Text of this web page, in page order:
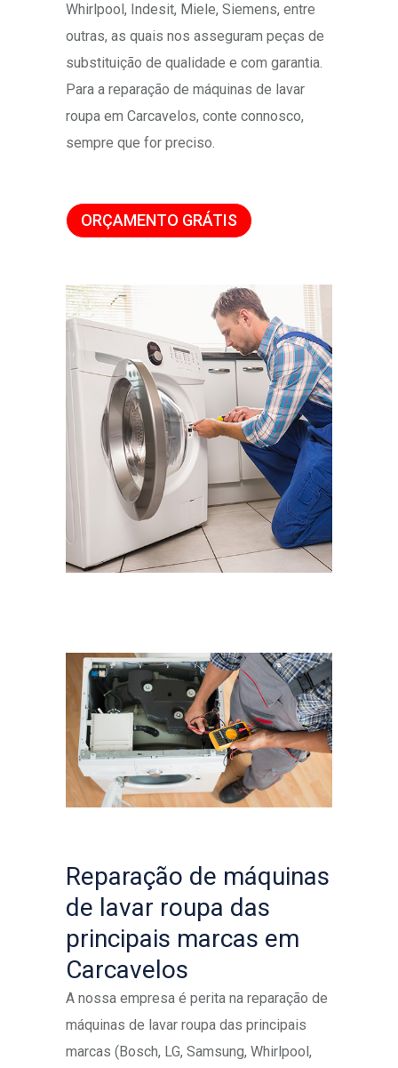
Whirlpool, Indesit, Miele, Siemens, entre
outras, as quais nos asseguram peças de
substituição de qualidade e com garantia.
Para a reparação de máquinas de lavar
roupa em Carcavelos, conte connosco,
sempre que for preciso.
ORÇAMENTO GRÁTIS
Reparação de máquinas
de lavar roupa das
principais marcas em
Carcavelos
A nossa empresa é perita na reparação de
máquinas de lavar roupa das principais
marcas (Bosch, LG, Samsung, Whirlpool,